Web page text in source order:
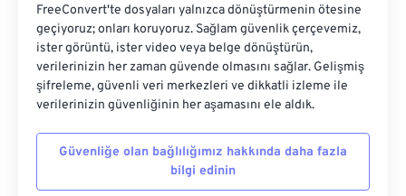
FreeConvert'te dosyaları yalnızca dönüştürmenin ötesine
geçiyoruz; onları koruyoruz. Sağlam güvenlik çerçevemiz,
ister görüntü, ister video veya belge dönüştürün,
verilerinizin her zaman güvende olmasını sağlar. Gelişmiş
şifreleme, güvenli veri merkezleri ve dikkatli izleme ile
verilerinizin güvenliğinin her aşamasını ele aldık.
Güvenliğe olan bağlılığımız hakkında daha fazla
bilgi edinin